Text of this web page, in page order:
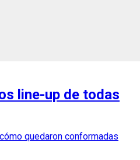
line-up de todas
quedaron conformadas